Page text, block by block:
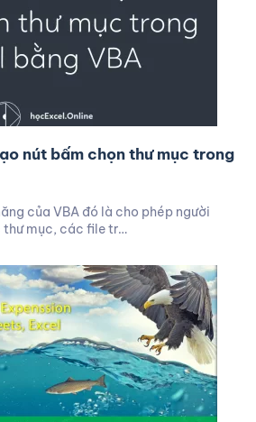
nút bấm chọn thư mục trong
của VBA đó là cho phép người
mục, các file tr…